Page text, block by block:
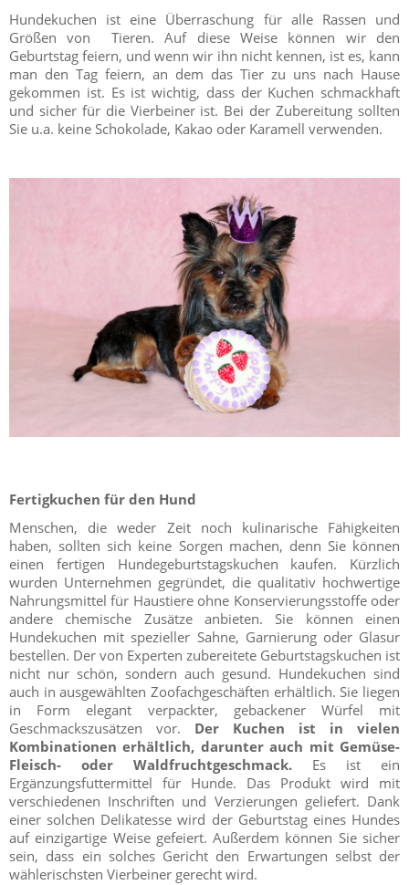
Hundekuchen ist eine Überraschung für alle Rassen und
Größen von Tieren. Auf diese Weise können wir den
Geburtstag feiern, und wenn wir ihn nicht kennen, ist es, kann
man den Tag feiern, an dem das Tier zu uns nach Hause
gekommen ist. Es ist wichtig, dass der Kuchen schmackhaft
und sicher für die Vierbeiner ist. Bei der Zubereitung sollten
Sie u.a. keine Schokolade, Kakao oder Karamell verwenden.
Fertigkuchen für den Hund
Menschen, die weder Zeit noch kulinarische Fähigkeiten
haben, sollten sich keine Sorgen machen, denn Sie können
einen fertigen Hundegeburtstagskuchen kaufen. Kürzlich
wurden Unternehmen gegründet, die qualitativ hochwertige
Nahrungsmittel für Haustiere ohne Konservierungsstoffe oder
andere chemische Zusätze anbieten. Sie können einen
Hundekuchen mit spezieller Sahne, Garnierung oder Glasur
bestellen. Der von Experten zubereitete Geburtstagskuchen ist
nicht nur schön, sondern auch gesund. Hundekuchen sind
auch in ausgewählten Zoofachgeschäften erhältlich. Sie liegen
in Form elegant verpackter, gebackener Würfel mit
Geschmackszusätzen vor. Der Kuchen ist in vielen
Kombinationen erhältlich, darunter auch mit Gemüse-
Fleisch- oder Waldfruchtgeschmack. Es ist ein
Ergänzungsfuttermittel für Hunde. Das Produkt wird mit
verschiedenen Inschriften und Verzierungen geliefert. Dank
einer solchen Delikatesse wird der Geburtstag eines Hundes
auf einzigartige Weise gefeiert. Außerdem können Sie sicher
sein, dass ein solches Gericht den Erwartungen selbst der
wählerischsten Vierbeiner gerecht wird.